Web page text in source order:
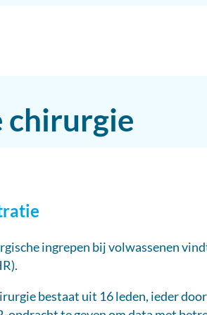
chirurgie
ingrepen bij volwassenen
bestaat uit 16 leden, ieder